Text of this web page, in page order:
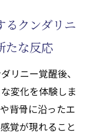
るクンダリニ
たな反応
リニー覚醒後、
変化を体験しま
背骨に沿ったエ
覚が現れること